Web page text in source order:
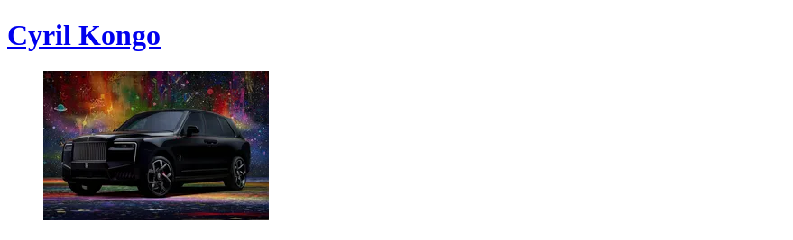
Cyril Kongo